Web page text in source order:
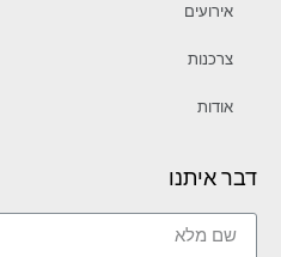
אירועים
צרכנות
אודות
דבר איתנו